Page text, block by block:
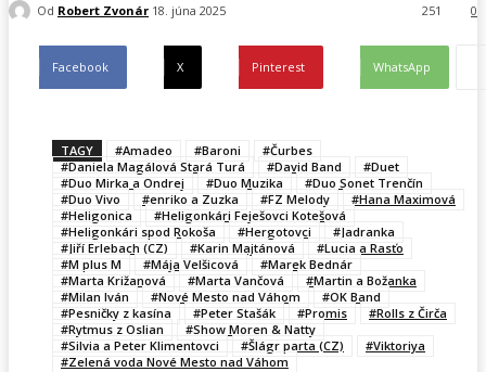
Od Robert Zvonár 18. júna 2025 0
251
Facebook X Pinterest WhatsApp
TAGY #Amadeo #Baroni
#Čurbes
#Daniela Magálová Stará Turá
#David Band
#Duet
#Duo Mirka a Ondrej
#Duo Muzika
#Duo Sonet Trenčín
#Duo Vivo
#enriko a Zuzka #FZ Melody
#Hana Maximová
#Heligonica
#Heligonkári Feješovci Kotešová
#Heligonkári spod Rokoša
#Hergotovci
#Jadranka
#Jiří Erlebach (CZ)
#Karin Majtánová
#Lucia a Rasťo
#M plus M
#Mája Velšicová
#Marek Bednár
#Marta Križanová
#Marta Vančová
#Martin a Božanka
#Milan Iván
#Nové Mesto nad Váhom
#OK Band
#Pesničky z kasína
#Peter Stašák #Promis
#Rolls z Čirča
#Rytmus z Oslian
#Show Moren & Natty
#Silvia a Peter Klimentovci
#Šlágr parta (CZ)
#Viktoriya
#Zelená voda Nové Mesto nad Váhom